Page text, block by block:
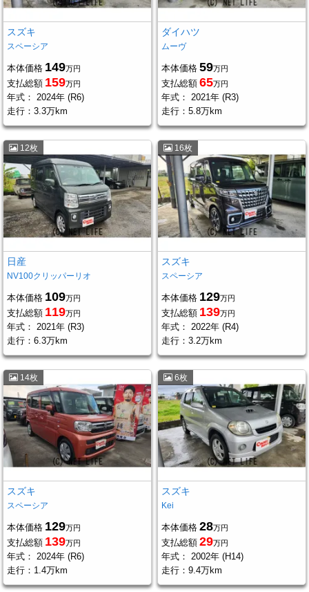
スズキ
スペーシア
本体価格 149万円
支払総額 159万円
年式： 2024年 (R6)
走行：3.3万km
ダイハツ
ムーヴ
本体価格 59万円
支払総額 65万円
年式： 2021年 (R3)
走行：5.8万km
12枚
日産
NV100クリッパーリオ
本体価格 109万円
支払総額 119万円
年式：
2021年 (R3)
走行：6.3万km
16枚
スズキ
スペーシア
本体価格 129万円
支払総額 139万円
年式：
2022年 (R4)
走行：3.2万km
14枚
スズキ
スペーシア
本体価格 129万円
支払総額 139万円
年式：
2024年 (R6)
走行： 1.4万km
6枚
スズキ
Kei
本体価格 28万円
支払総額 29万円
年式：
2002年 (H14)
走行：9.4万km